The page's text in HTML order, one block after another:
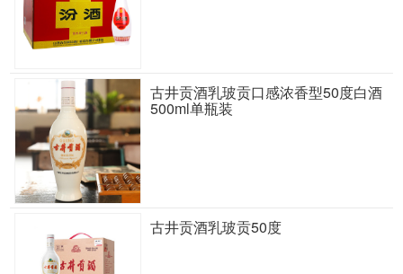
古井贡酒乳玻贡口感浓香型50度白酒
500ml单瓶装
古井贡酒乳玻贡50度